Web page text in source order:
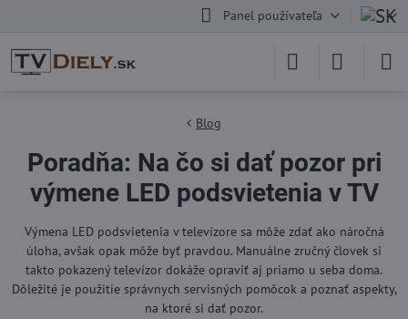
Panel používateľa
Blog
Poradňa: Na čo si dať pozor pri
výmene LED podsvietenia v TV
Výmena LED podsvietenia v televízore sa môže zdať ako náročná
úloha, avšak opak môže byť pravdou. Manuálne zručný človek si
takto pokazený televízor dokáže opraviť aj priamo u seba doma.
Dôležité je použitie správnych servisných pomôcok a poznať aspekty,
na ktoré si dať pozor.